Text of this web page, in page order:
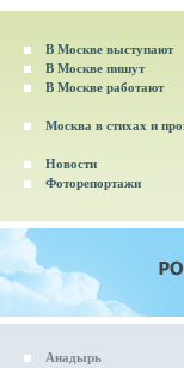
В Москве выступают
В Москве пишут
В Москве работают
Москва в стихах и
Новости
Фоторепортажи
Анадырь